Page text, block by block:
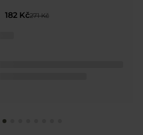
182 Kč271 Kč